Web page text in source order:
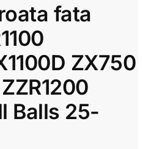
fata
ZX750
Balls 25-